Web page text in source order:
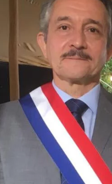
Alexandra Ehle
Saison 3 épisode 2